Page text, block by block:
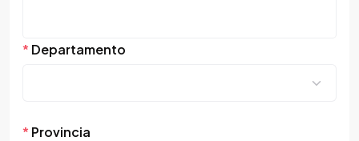
* Departamento
* Provincia